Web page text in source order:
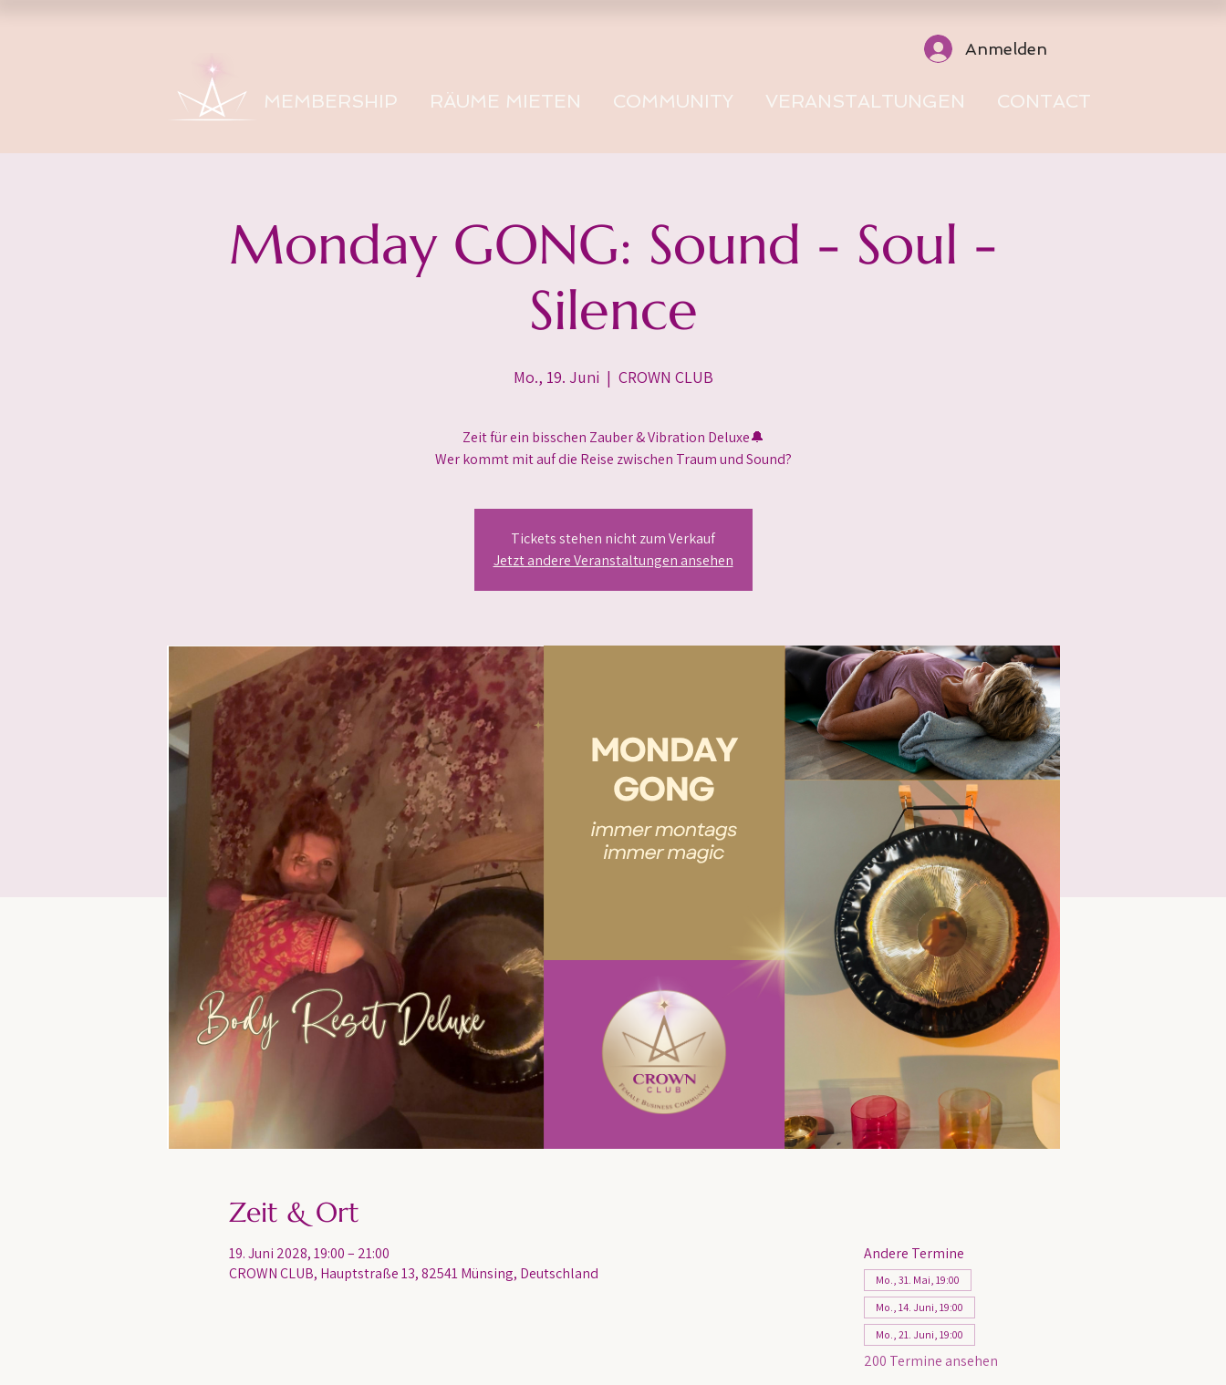
Anmelden
MEMBERSHIP RÄUME MIETEN COMMUNITY VERANSTALTUNGEN CONTACT
Monday GONG: Sound - Soul -
Silence
Mo., 19. Juni
  |
CROWN CLUB
Zeit für ein bisschen Zauber & Vibration Deluxe🔔
Wer kommt mit auf die Reise zwischen Traum und Sound?
Tickets stehen nicht zum Verkauf
Jetzt andere Veranstaltungen ansehen
Zeit & Ort
19. Juni 2028, 19:00 – 21:00
CROWN CLUB, Hauptstraße 13, 82541 Münsing, Deutschland
Andere Termine
Mo., 31. Mai, 19:00
Mo., 14. Juni, 19:00
Mo., 21. Juni, 19:00
200 Termine ansehen